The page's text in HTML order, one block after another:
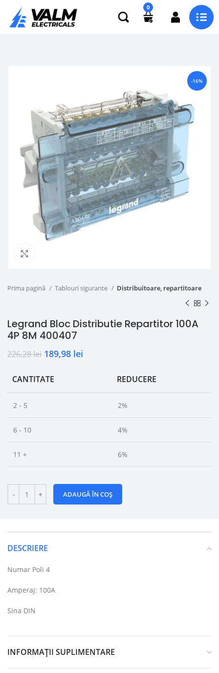
0
-16%
Prima pagină Tablouri sigurante Distribuitoare, repartitoare
Legrand Bloc Distributie Repartitor 100A
4P 8M 400407
226,28lei 189,98 lei
CANTITATE REDUCERE
2 - 5 2%
6 - 10 4%
11 + 6%
ADAUGĂ ÎN COȘ
DESCRIERE
Numar Poli 4
Amperaj: 100A
Sina DIN
INFORMAȚII SUPLIMENTARE